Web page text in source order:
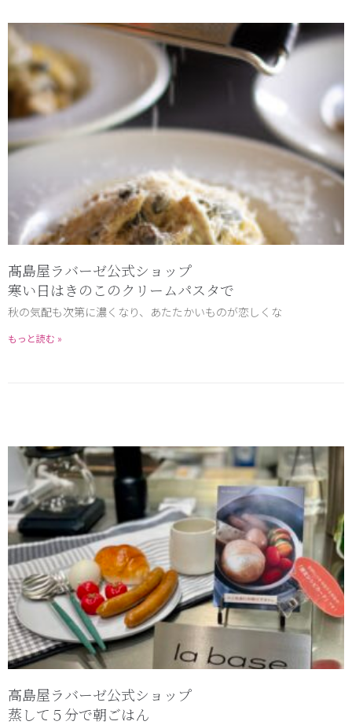
髙島屋ラバーゼ公式ショップ
寒い日はきのこのクリームパスタで
秋の気配も次第に濃くなり、あたたかいものが恋しくな
もっと読む »
高島屋ラバーゼ公式ショップ
蒸して５分で朝ごはん